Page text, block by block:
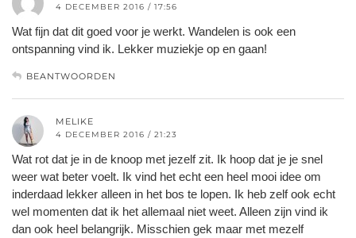
4 DECEMBER 2016 / 17:56
Wat fijn dat dit goed voor je werkt. Wandelen is ook een
ontspanning vind ik. Lekker muziekje op en gaan!
BEANTWOORDEN
MELIKE
4 DECEMBER 2016 / 21:23
Wat rot dat je in de knoop met jezelf zit. Ik hoop dat je je snel
weer wat beter voelt. Ik vind het echt een heel mooi idee om
inderdaad lekker alleen in het bos te lopen. Ik heb zelf ook echt
wel momenten dat ik het allemaal niet weet. Alleen zijn vind ik
dan ook heel belangrijk. Misschien gek maar met mezelf